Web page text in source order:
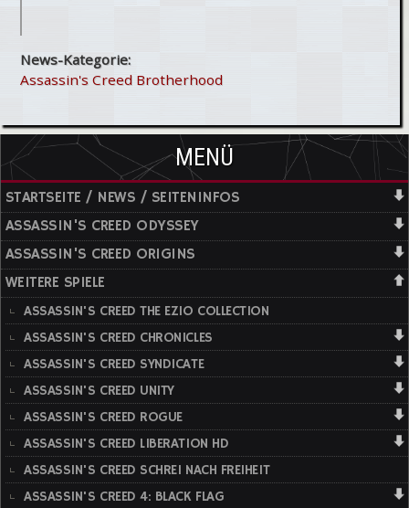
News-Kategorie:
Assassin's Creed Brotherhood
MENÜ
STARTSEITE / NEWS / SEITENINFOS
ASSASSIN'S CREED ODYSSEY
ASSASSIN'S CREED ORIGINS
WEITERE SPIELE
ASSASSIN'S CREED THE EZIO COLLECTION
ASSASSIN'S CREED CHRONICLES
ASSASSIN'S CREED SYNDICATE
ASSASSIN'S CREED UNITY
ASSASSIN'S CREED ROGUE
ASSASSIN'S CREED LIBERATION HD
ASSASSIN'S CREED SCHREI NACH FREIHEIT
ASSASSIN'S CREED 4: BLACK FLAG